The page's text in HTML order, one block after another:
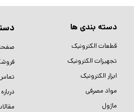
دسته بندی ها
قطعات الکترونیک
تجهیزات الکترونیک
ابزار الکترونیک
مواد مصرفی
ماژول
تماس